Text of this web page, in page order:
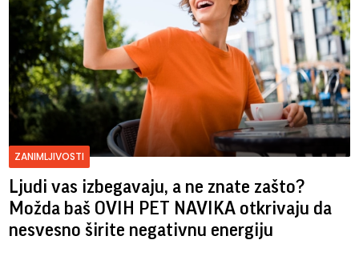
ZANIMLJIVOSTI
Ljudi vas izbegavaju, a ne znate zašto?
Možda baš OVIH PET NAVIKA otkrivaju da
nesvesno širite negativnu energiju